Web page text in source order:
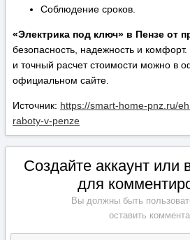
Соблюдение сроков.
«Электрика под ключ» в Пензе от
безопасность, надежность и
и точный расчет стоимости можно в
официальном сайте.
Источник: https://smart-home-pnz.ru/
raboty-v-penze
Создайте аккаунт или
для
Вы должны быть
оставить